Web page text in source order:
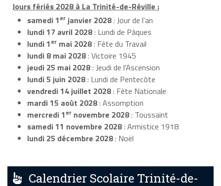
Jours fériés 2028 à La Trinité-de-Réville :
samedi 1er janvier 2028: Jour de l'an
lundi 17 avril 2028: Lundi de Pâques
lundi 1er mai 2028: Fête du Travail
lundi 8 mai 2028: Victoire 1945
jeudi 25 mai 2028: Jeudi de l'Ascension
lundi 5 juin 2028: Lundi de Pentecôte
vendredi 14 juillet 2028: Fête Nationale
mardi 15 août 2028: Assomption
mercredi 1er novembre 2028: Toussaint
samedi 11 novembre 2028: Armistice 1918
lundi 25 décembre 2028: Noël
Calendrier Scolaire Trinité-de-